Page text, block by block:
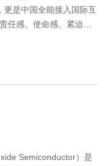
更是中国全能接入国际互
任感、使命感、紧迫
Semiconductor）是